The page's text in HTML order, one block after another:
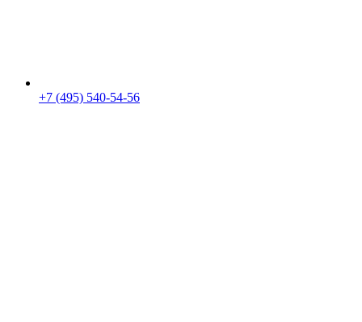
+7 (495) 540-54-56